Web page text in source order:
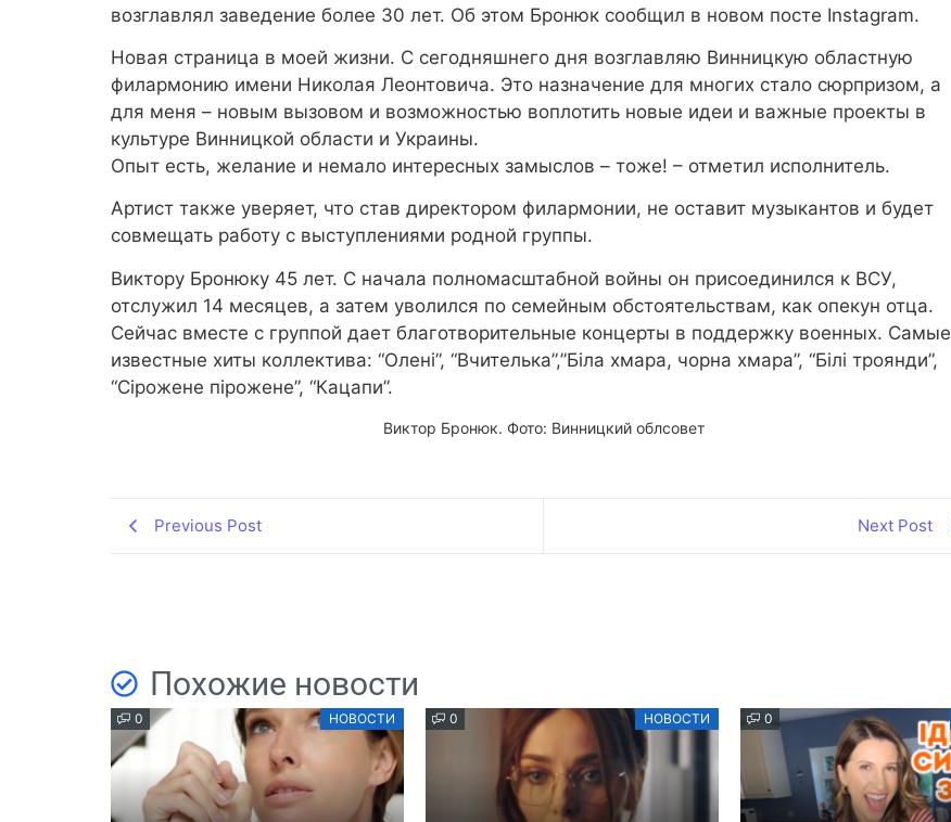
возглавлял заведение более 30 лет. Об этом Бронюк сообщил в новом посте Instagram.
Новая страница в моей жизни. С сегодняшнего дня возглавляю Винницкую областную
филармонию имени Николая Леонтовича. Это назначение для многих стало сюрпризом, а
для меня – новым вызовом и возможностью воплотить новые идеи и важные проекты в
культуре Винницкой области и Украины.
Опыт есть, желание и немало интересных замыслов – тоже! – отметил исполнитель.
Артист также уверяет, что став директором филармонии, не оставит музыкантов и будет
совмещать работу с выступлениями родной группы.
Виктору Бронюку 45 лет. С начала полномасштабной войны он присоединился к ВСУ,
отслужил 14 месяцев, а затем уволился по семейным обстоятельствам, как опекун отца.
Сейчас вместе с группой дает благотворительные концерты в поддержку военных. Самые
известные хиты коллектива: “Олені”, “Вчителька”,”Біла хмара, чорна хмара”, “Білі троянди”,
“Сірожене пірожене”, “Кацапи”.
Виктор Бронюк. Фото: Винницкий облсовет
Previous Post Next Post
Похожие новости
0 НОВОСТИ 0 НОВОСТИ 0